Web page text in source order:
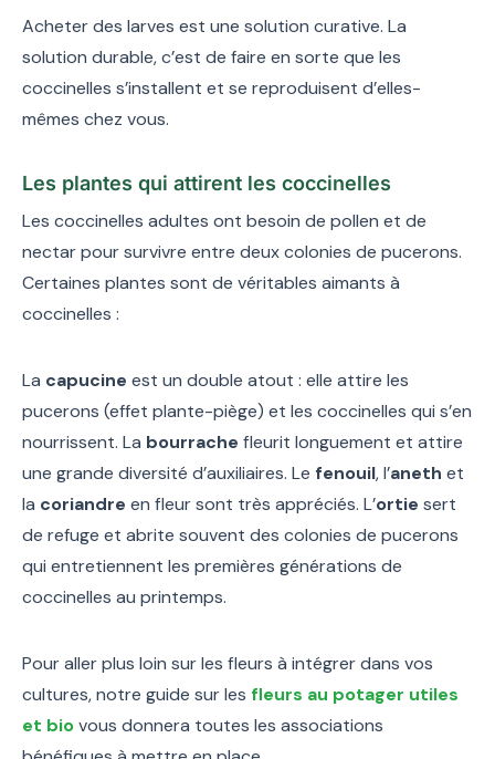
Acheter des larves est une solution curative. La
solution durable, c’est de faire en sorte que les
coccinelles s’installent et se reproduisent d’elles-
mêmes chez vous.
Les plantes qui attirent les coccinelles
Les coccinelles adultes ont besoin de pollen et de
nectar pour survivre entre deux colonies de pucerons.
Certaines plantes sont de véritables aimants à
coccinelles :
La capucine est un double atout : elle attire les
pucerons (effet plante-piège) et les coccinelles qui s’en
nourrissent. La bourrache fleurit longuement et attire
une grande diversité d’auxiliaires. Le fenouil, l’aneth et
la coriandre en fleur sont très appréciés. L’ortie sert
de refuge et abrite souvent des colonies de pucerons
qui entretiennent les premières générations de
coccinelles au printemps.
Pour aller plus loin sur les fleurs à intégrer dans vos
cultures, notre guide sur les fleurs au potager utiles
et biovous donnera toutes les associations